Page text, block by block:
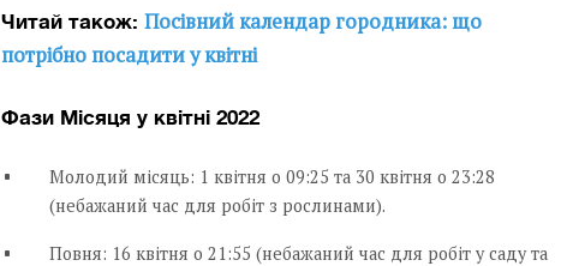
Читай також:Посівний календар городника: що
потрібно посадити у квітні
Фази Місяця у квітні 2022
Молодий місяць: 1 квітня о 09:25 та 30 квітня о 23:28
(небажаний час для робіт з рослинами).
Повня: 16 квітня о 21:55 (небажаний час для робіт у саду та